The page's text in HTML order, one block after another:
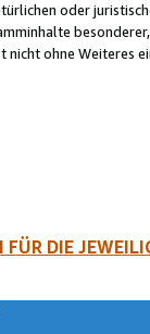
oder
ohne Weiteres
DIE